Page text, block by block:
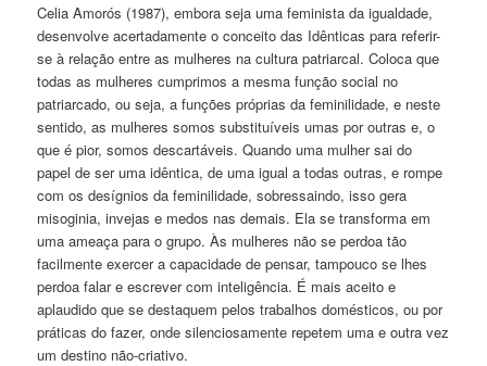
Celia Amorós (1987), embora seja uma feminista da igualdade,
desenvolve acertadamente o conceito das Idênticas para referir-
se à relação entre as mulheres na cultura patriarcal. Coloca que
todas as mulheres cumprimos a mesma função social no
patriarcado, ou seja, a funções próprias da feminilidade, e neste
sentido, as mulheres somos substituíveis umas por outras e, o
que é pior, somos descartáveis. Quando uma mulher sai do
papel de ser uma idêntica, de uma igual a todas outras, e rompe
com os desígnios da feminilidade, sobressaindo, isso gera
misoginia, invejas e medos nas demais. Ela se transforma em
uma ameaça para o grupo. Às mulheres não se perdoa tão
facilmente exercer a capacidade de pensar, tampouco se lhes
perdoa falar e escrever com inteligência. É mais aceito e
aplaudido que se destaquem pelos trabalhos domésticos, ou por
práticas do fazer, onde silenciosamente repetem uma e outra vez
um destino não-criativo.